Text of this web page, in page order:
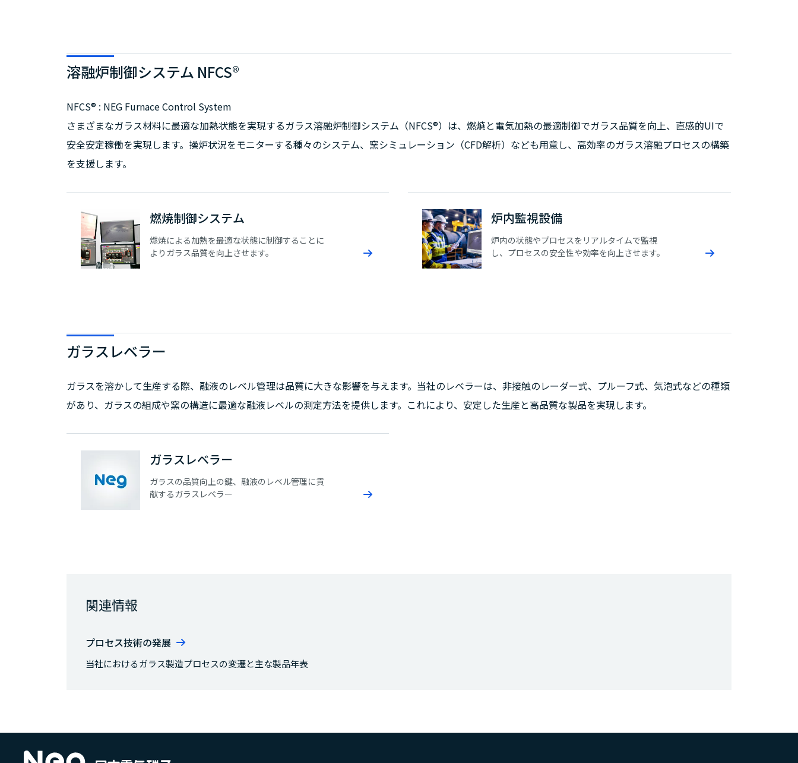
溶融炉制御システム NFCS®
NFCS® : NEG Furnace Control System
さまざまなガラス材料に最適な加熱状態を実現するガラス溶融炉制御システム（NFCS®）は、燃焼と電気加熱の最適制御でガラス品質を向上、直感的UIで
安全安定稼働を実現します。操炉状況をモニターする種々のシステム、窯シミュレーション（CFD解析）なども用意し、高効率のガラス溶融プロセスの構築
を支援します。
燃焼制御システム
燃焼による加熱を最適な状態に制御することに
よりガラス品質を向上させます。
炉内監視設備
炉内の状態やプロセスをリアルタイムで監視
し、プロセスの安全性や効率を向上させます。
ガラスレベラー
ガラスを溶かして生産する際、融液のレベル管理は品質に大きな影響を与えます。当社のレベラーは、非接触のレーダー式、プルーフ式、気泡式などの種類
があり、ガラスの組成や窯の構造に最適な融液レベルの測定方法を提供します。これにより、安定した生産と高品質な製品を実現します。
ガラスレベラー
ガラスの品質向上の鍵、融液のレベル管理に貢
献するガラスレベラー
関連情報
プロセス技術の発展
当社におけるガラス製造プロセスの変遷と主な製品年表